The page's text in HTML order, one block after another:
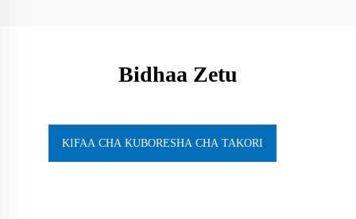
Bidhaa Zetu
KIFAA CHA KUBORESHA CHA TAKORI